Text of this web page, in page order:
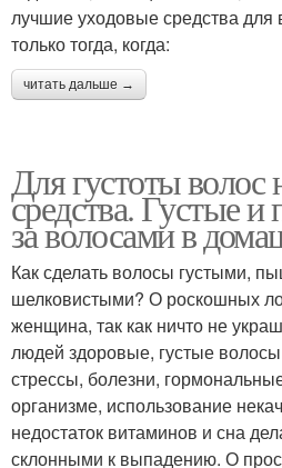
лучшие уходовые средства для
только тогда, когда:
читать дальше →
Для густоты волос
средства. Густые
за волосами в
Как сделать волосы густыми,
шелковистыми? О роскошных
женщина, так как ничто не
людей здоровые, густые
стрессы, болезни,
организме, использование
недостаток витаминов и сна
склонными к выпадению. О